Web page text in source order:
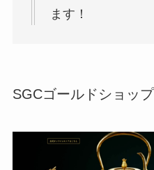
ます！
SGCゴールドショッ